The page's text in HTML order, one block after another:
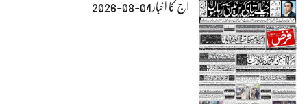
آج کا اخبار04-08-2026